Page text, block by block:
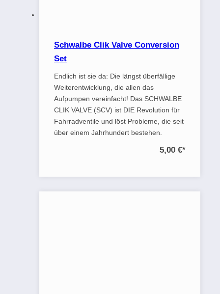
Schwalbe Clik Valve Conversion
Set
Endlich ist sie da: Die längst überfällige
Weiterentwicklung, die allen das
Aufpumpen vereinfacht! Das SCHWALBE
CLIK VALVE (SCV) ist DIE Revolution für
Fahrradventile und löst Probleme, die seit
über einem Jahrhundert bestehen.
5,00 €*